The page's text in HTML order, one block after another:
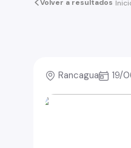
Volver a resultados
Rancagua 19/